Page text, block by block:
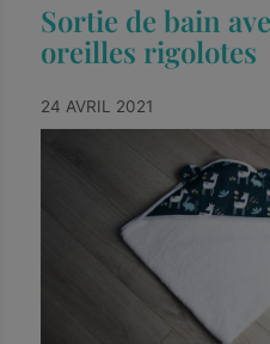
Sortie de bain
oreilles rigolotes
24 AVRIL 2021